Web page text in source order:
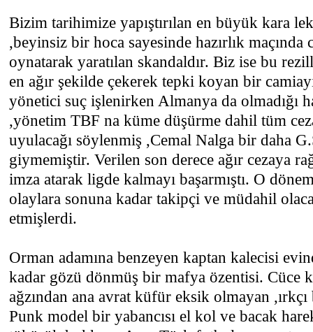
Bizim tarihimize yapıştırılan en büyük kara
,beyinsiz bir hoca sayesinde hazırlık maçında
oynatarak yaratılan skandaldır. Biz ise bu
en ağır şekilde çekerek tepki koyan bir
yönetici suç işlenirken Almanya da olmadığı
,yönetim TBF na küme düşürme dahil tüm
uyulacağı söylenmiş ,Cemal Nalga bir daha
giymemiştir. Verilen son derece ağır cezaya
imza atarak ligde kalmayı başarmıştı. O
olaylara sonuna kadar takipçi ve müdahil
etmişlerdi.
Orman adamına benzeyen kaptan kalecisi
kadar gözü dönmüş bir mafya özentisi. Cüce
ağzından ana avrat küfür eksik olmayan ,ırkçı
Punk model bir yabancısı el kol ve bacak